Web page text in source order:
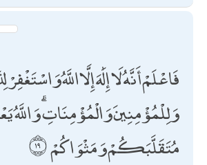
فَاعْلَمْ أَنَّهُ لَا إِلَٰهَ إِلَّا اللَّهُ
وَلِلْمُؤْمِنِينَ وَالْمُؤْمِنَاتِ ۗ وَاللَّهُ
مُتَقَلَّبَكُمْ وَمَثْوَاكُمْ